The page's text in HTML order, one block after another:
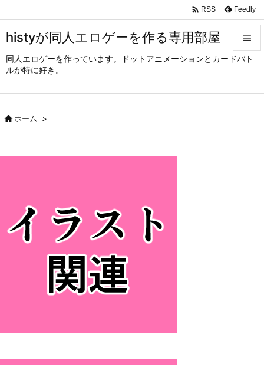
histyが同人エロゲーを作る専用部屋
同人エロゲーを作っています。ドットアニメーションとカードバト
ルが特に好き。



 RSS Feedly
ホーム >